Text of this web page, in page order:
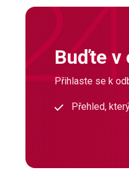
Buďte v
Přihlaste se k
Přehled,